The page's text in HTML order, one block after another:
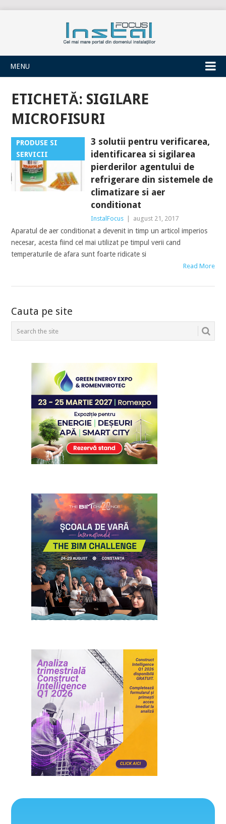
INSTALFOCUS
MENU
ETICHETĂ: SIGILARE
MICROFISURI
PRODUSE SI
SERVICII
3 solutii pentru verificarea,
identificarea si sigilarea
pierderilor agentului de
refrigerare din sistemele de
climatizare si aer
conditionat
InstalFocus august 21, 2017
Aparatul de aer conditionat a devenit in timp un articol imperios
necesar, acesta fiind cel mai utilizat pe timpul verii cand
temperaturile de afara sunt foarte ridicate si
Read More
POSTS
NAVIGATION
Cauta pe site